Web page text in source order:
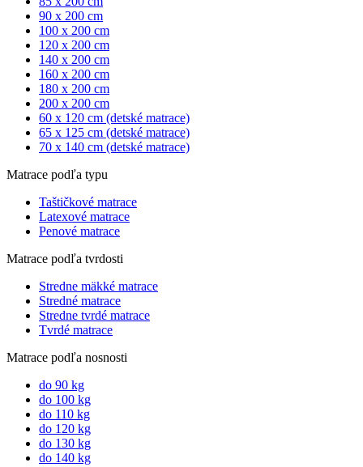
90 x 200 cm
100 x 200 cm
120 x 200 cm
140 x 200 cm
160 x 200 cm
180 x 200 cm
200 x 200 cm
60 x 120 cm (detské matrace)
65 x 125 cm (detské matrace)
70 x 140 cm (detské matrace)
Matrace podľa typu
Taštičkové matrace
Latexové matrace
Penové matrace
Matrace podľa tvrdosti
Stredne mäkké matrace
Stredné matrace
Stredne tvrdé matrace
Tvrdé matrace
Matrace podľa nosnosti
do 90 kg
do 100 kg
do 110 kg
do 120 kg
do 130 kg
do 140 kg